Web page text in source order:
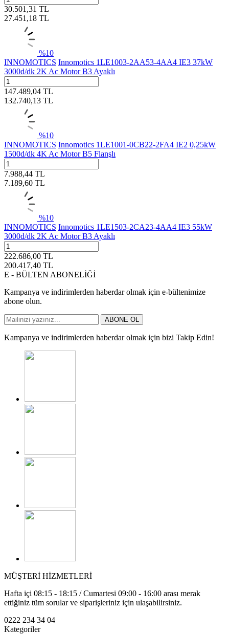
30.501,31 TL
27.451,18 TL
%10
INNOMOTICS Innomotics 1LE1003-2AA53-4AA4 IE3 37kW
3000d/dk 2K Ac Motor B3 Ayaklı
147.489,04 TL
132.740,13 TL
%10
INNOMOTICS Innomotics 1LE1001-0CB22-2FA4 IE2 0,25kW
1500d/dk 4K Ac Motor B5 Flanşlı
7.988,44 TL
7.189,60 TL
%10
INNOMOTICS Innomotics 1LE1503-2CA23-4AA4 IE3 55kW
3000d/dk 2K Ac Motor B3 Ayaklı
222.686,00 TL
200.417,40 TL
E - BÜLTEN ABONELİĞİ
Kampanya ve indirimlerden haberdar olmak için e-bültenimize
abone olun.
ABONE OL
Kampanya ve indirimlerden haberdar olmak için bizi Takip Edin!
MÜŞTERİ HİZMETLERİ
Hafta içi 08:15 - 18:15 / Cumartesi 09:00 - 16:00 arası merak
ettiğiniz tüm sorular ve siparişleriniz için ulaşabilirsiniz.
0222 234 34 04
Kategoriler